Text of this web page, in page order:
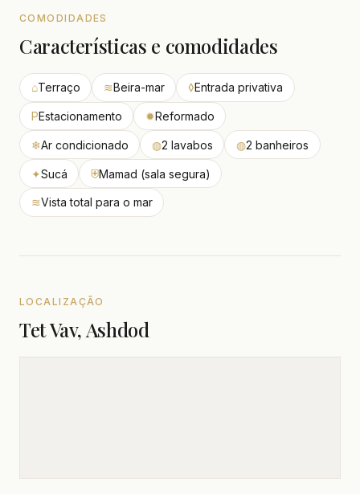
COMODIDADES
Características e comodidades
⌂Terraço ≋Beira-mar ◊Entrada privativa
PEstacionamento ✹Reformado
❄Ar condicionado ◍2 lavabos ◍2 banheiros
✦Sucá ⛨Mamad (sala segura)
≋Vista total para o mar
LOCALIZAÇÃO
Tet Vav, Ashdod